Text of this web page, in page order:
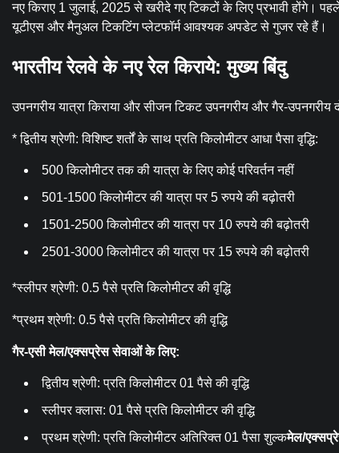
नए किराए 1 जुलाई, 2025 से खरीदे गए टिकटों के लिए प्रभावी होंगे।
यूटीएस और मैनुअल टिकटिंग प्लेटफॉर्म आवश्यक अपडेट से गुजर रहे हैं।
भारतीय रेलवे के नए रेल किराये: मुख्य बिंदु
उपनगरीय यात्रा किराया और सीजन टिकट उपनगरीय और गैर-उपनगरीय
* द्वितीय श्रेणी: विशिष्ट शर्तों के साथ प्रति किलोमीटर आधा पैसा वृद्धि:
500 किलोमीटर तक की यात्रा के लिए कोई परिवर्तन नहीं
501-1500 किलोमीटर की यात्रा पर 5 रुपये की बढ़ोतरी
1501-2500 किलोमीटर की यात्रा पर 10 रुपये की बढ़ोतरी
2501-3000 किलोमीटर की यात्रा पर 15 रुपये की बढ़ोतरी
*स्लीपर श्रेणी: 0.5 पैसे प्रति किलोमीटर की वृद्धि
*प्रथम श्रेणी: 0.5 पैसे प्रति किलोमीटर की वृद्धि
गैर-एसी मेल/एक्सप्रेस सेवाओं के लिए:
द्वितीय श्रेणी: प्रति किलोमीटर 01 पैसे की वृद्धि
स्लीपर क्लास: 01 पैसे प्रति किलोमीटर की वृद्धि
प्रथम श्रेणी: प्रति किलोमीटर अतिरिक्त 01 पैसा शुल्कमेल/